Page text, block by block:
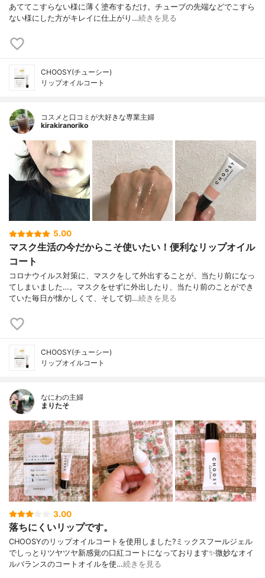
あててこすらない様に薄く塗布するだけ。チューブの先端などでこすら
ない様にした方がキレイに仕上がり…続きを見る
CHOOSY(チューシー)
リップオイルコート
コスメと口コミが大好きな専業主婦
kirakiranoriko
5.00
マスク生活の今だからこそ使いたい！便利なリップオイル
コート
コロナウイルス対策に、マスクをして外出することが、当たり前になっ
てしまいました…。マスクをせずに外出したり、当たり前のことができ
ていた毎日が懐かしくて、そして切…続きを見る
CHOOSY(チューシー)
リップオイルコート
なにわの主婦
まりたそ
3.00
落ちにくいリップです。
CHOOSYのリップオイルコートを使用しました?ミックスフールジェル
でしっとりツヤツヤ新感覚の口紅コートになっております✨微妙なオイ
ルバランスのコートオイルを使…続きを見る